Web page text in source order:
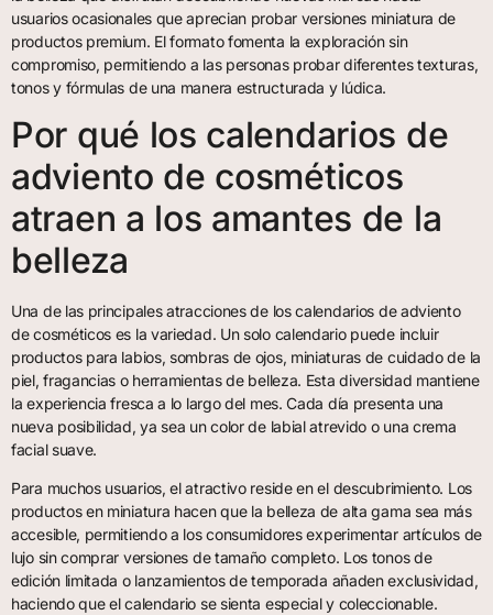
usuarios ocasionales que aprecian probar versiones miniatura de
productos premium. El formato fomenta la exploración sin
compromiso, permitiendo a las personas probar diferentes texturas,
tonos y fórmulas de una manera estructurada y lúdica.
Por qué los calendarios de
adviento de cosméticos
atraen a los amantes de la
belleza
Una de las principales atracciones de los calendarios de adviento
de cosméticos es la variedad. Un solo calendario puede incluir
productos para labios, sombras de ojos, miniaturas de cuidado de la
piel, fragancias o herramientas de belleza. Esta diversidad mantiene
la experiencia fresca a lo largo del mes. Cada día presenta una
nueva posibilidad, ya sea un color de labial atrevido o una crema
facial suave.
Para muchos usuarios, el atractivo reside en el descubrimiento. Los
productos en miniatura hacen que la belleza de alta gama sea más
accesible, permitiendo a los consumidores experimentar artículos de
lujo sin comprar versiones de tamaño completo. Los tonos de
edición limitada o lanzamientos de temporada añaden exclusividad,
haciendo que el calendario se sienta especial y coleccionable.